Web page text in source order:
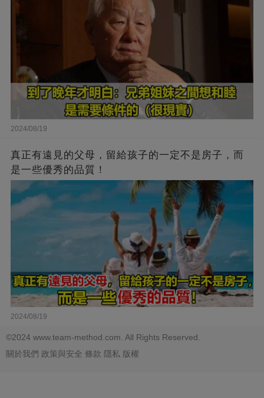
2024/08/19
真正有遠見的父母，留給孩子的一定不是房子，而
是一些優秀的品質！
2024/08/19
©2024 www.team-method.com. All Rights Reserved.
關於我們 政策與安全 條款 隱私 版權